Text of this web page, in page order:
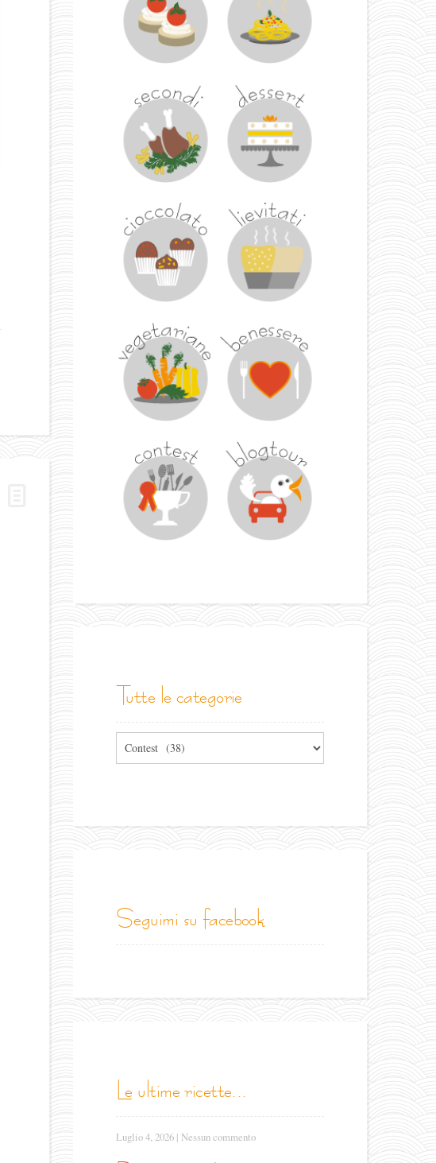
tutte le categorie
seguimi su facebook
le ultime ricette...
Luglio 4, 2026 | Nessun commento